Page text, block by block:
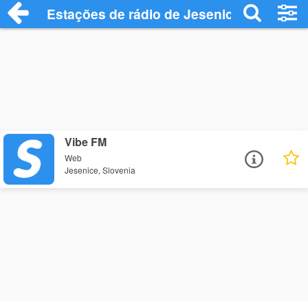
Estações de rádio de Jesenice - Ouça
Vibe FM
Web
Jesenice, Slovenia